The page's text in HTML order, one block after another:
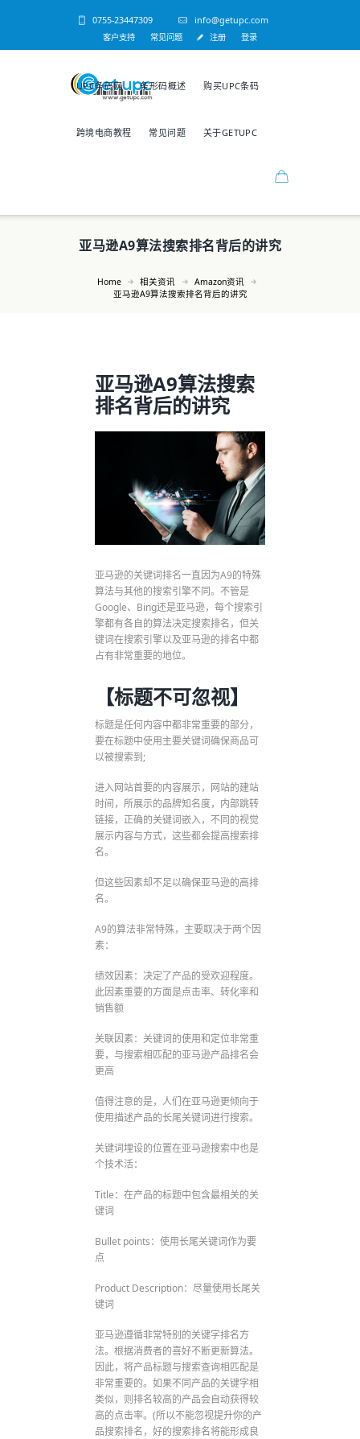
0755-23447309 info@getupc.com
客户支持 常见问题 注册 登录
UPC条码网 条形码概述 购买UPC条码
跨境电商教程 常见问题 关于GETUPC
亚马逊A9算法搜索排名背后的讲究
Home 相关资讯
Amazon资讯
亚马逊A9算法搜索排名背后的讲究
亚马逊A9算法搜索
排名背后的讲究
亚马逊的关键词排名一直因为A9的特殊
算法与其他的搜索引擎不同。不管是
Google、Bing还是亚马逊，每个搜索引
擎都有各自的算法决定搜索排名，但关
键词在搜索引擎以及亚马逊的排名中都
占有非常重要的地位。
【标题不可忽视】
标题是任何内容中都非常重要的部分，
要在标题中使用主要关键词确保商品可
以被搜索到;
进入网站首要的内容展示，网站的建站
时间，所展示的品牌知名度，内部跳转
链接，正确的关键词嵌入，不同的视觉
展示内容与方式，这些都会提高搜索排
名。
但这些因素却不足以确保亚马逊的高排
名。
A9的算法非常特殊，主要取决于两个因
素：
绩效因素：决定了产品的受欢迎程度。
此因素重要的方面是点击率、转化率和
销售额
关联因素：关键词的使用和定位非常重
要，与搜索相匹配的亚马逊产品排名会
更高
值得注意的是，人们在亚马逊更倾向于
使用描述产品的长尾关键词进行搜索。
关键词埋设的位置在亚马逊搜索中也是
个技术活：
Title：在产品的标题中包含最相关的关
键词
Bullet points：使用长尾关键词作为要
点
Product Description：尽量使用长尾关
键词
亚马逊遵循非常特别的关键字排名方
法。根据消费者的喜好不断更新算法。
因此，将产品标题与搜索查询相匹配是
非常重要的。如果不同产品的关键字相
类似，则排名较高的产品会自动获得较
高的点击率。(所以不能忽视提升你的产
品搜索排名，好的搜索排名将能形成良